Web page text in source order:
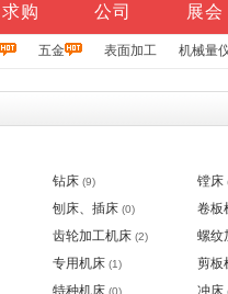
求购 公司 展会
五金 表面加工 机械量
钻床 (9) 镗床
刨床、插床 (0)
卷板
齿轮加工机床 (2)
螺纹
专用机床 (1)
剪板
特种机床 (0) 冲床